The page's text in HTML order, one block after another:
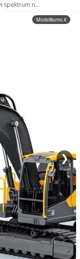
spektrum n...